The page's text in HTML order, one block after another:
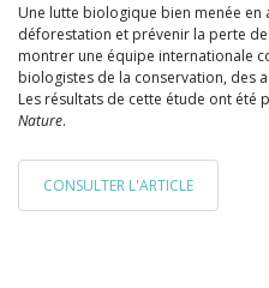
Une lutte biologique bien menée
déforestation et prévenir la perte
montrer une équipe internationale
biologistes de la conservation, des
Les résultats de cette étude ont été
Nature.
CONSULTER L'ARTICLE